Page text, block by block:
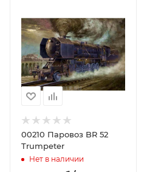
00210 Паровоз BR 52
Trumpeter
Нет в наличии